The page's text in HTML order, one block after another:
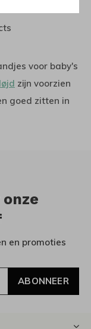
voor baby's
zijn voorzien
goed zitten in
en promoties
ABONNEER